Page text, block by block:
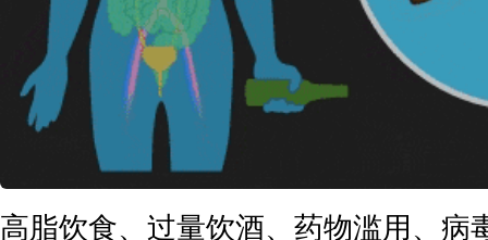
高脂饮食、过量饮酒、药物滥用、病